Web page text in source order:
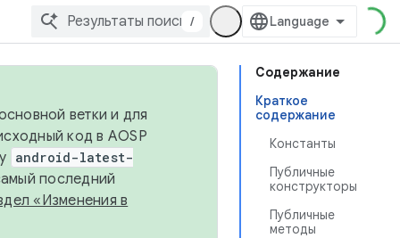
/
Содержание
Краткое
содержание
Константы
Публичные
конструкторы
Публичные
методы
ветки и для
код в AOSP
android-latest-
последний
«Изменения в